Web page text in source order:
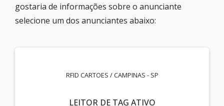
gostaria de informações sobre o anunciante
selecione um dos anunciantes abaixo:
RFID CARTOES / CAMPINAS - SP
LEITOR DE TAG ATIVO